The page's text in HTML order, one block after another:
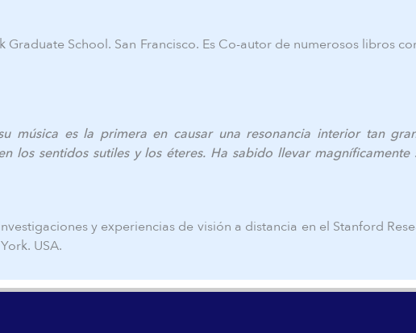
School. San Francisco. Es Co-autor de numerosos libros
música es la primera en causar una resonancia interior tan
los sentidos sutiles y los éteres. Ha sabido llevar
y experiencias de visión a distancia en el Stanford
USA.